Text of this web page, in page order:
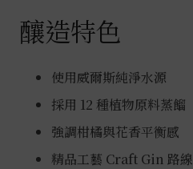
釀造特色
使用威爾斯純淨水源
採用 12 種植物原料蒸餾
強調柑橘與花香平衡感
精品工藝 Craft Gin 路線